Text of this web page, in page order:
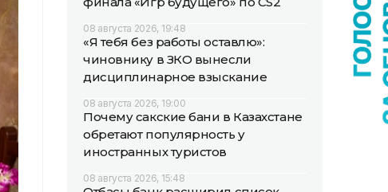
08 августа 2026, 19:48
«Я тебя без работы оставлю»:
чиновнику в ЗКО вынесли
дисциплинарное взыскание
08 августа 2026, 19:00
Почему сакские бани в Казахстане
обретают популярность у
иностранных туристов
08 августа 2026, 15:48